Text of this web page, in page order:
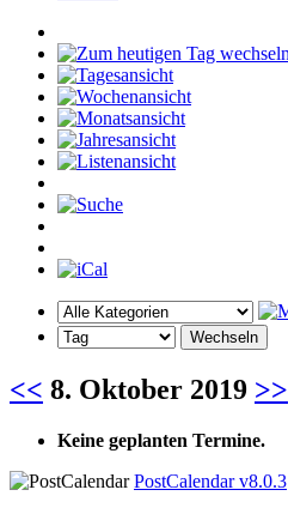
<< 8. Oktober 2019 >>
Keine geplanten Termine.
PostCalendar v8.0.3